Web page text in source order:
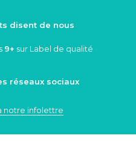
disent de nous
9+ sur Label de qualité
réseaux sociaux
notre infolettre